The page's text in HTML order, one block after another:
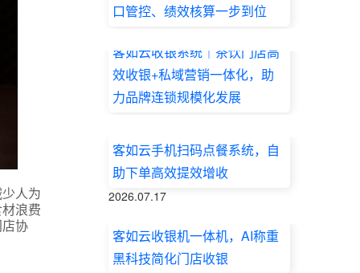
人为
浪费
协
口管控、绩效核算一步到位
客如云收银系统｜茶饮门店高
效收银+私域营销一体化，助
力品牌连锁规模化发展
客如云手机扫码点餐系统，自
助下单高效提效增收
2026.07.17
客如云收银机一体机，AI称重
黑科技简化门店收银